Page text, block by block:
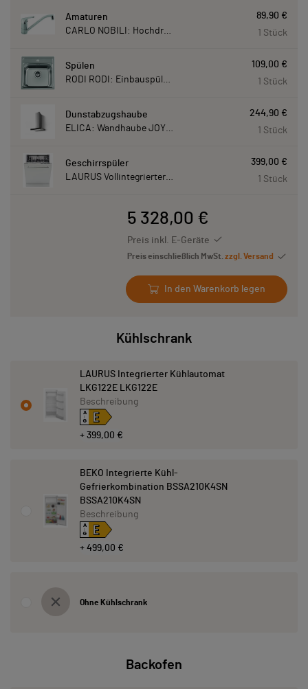
Kühlschrank
LAURUS Integrierter Kühlautomat
LKG122E LKG122E
+ 399,00 €
A
↑
G E
Beschreibung
BEKO Integrierte Kühl-
Gefrierkombination BSSA210K4SN
BSSA210K4SN
+ 499,00 €
A
↑
G E
Beschreibung
Ohne Kühlschrank
Backofen
Amaturen
CARLO NOBILI: Hochdruck- Einhebelmischbatterie Blue, Mischbatterie verchromt 17770
89,90 €
1 Stück
Spülen
RODI RODI: Einbauspüle New Manaus, Edelstahl 87207
109,00 €
1 Stück
Dunstabzugshaube
ELICA: Wandhaube JOYE 60-A,600 mm breit Edelstahl JOYE60A
244,90 €
1 Stück
Geschirrspüler
LAURUS Vollintegrierter Geschirrspüler LSV60-4, 4 Programme, 815 mm hoch LSV604
399,00 €
1 Stück
5 328,00 €
Preis inkl. E-Geräte
Preis einschließlich MwSt. zzgl. Versand
In den Warenkorb legen